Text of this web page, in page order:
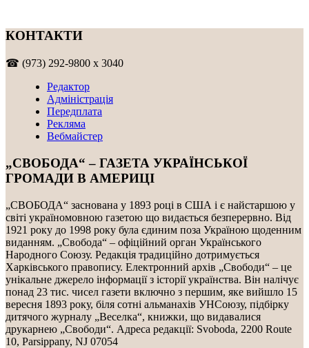
КОНТАКТИ
☎ (973) 292-9800 x 3040
Редактор
Адміністрація
Передплата
Рекляма
Вебмайстер
„СВОБОДА“ – ГАЗЕТА УКРАЇНСЬКОЇ
ГРОМАДИ В АМЕРИЦІ
„СВОБОДА“ заснована у 1893 році в США і є найстаршою у
світі україномовною газетою що видається безперервно. Від
1921 року до 1998 року була єдиним поза Україною щоденним
виданням. „Свобода“ – офіційний орган Українського
Народного Союзу. Редакція традиційно дотримується
Харківського правопису. Електронний архів „Свободи“ – це
унікальне джерело інформації з історії українства. Він налічує
понад 23 тис. чисел газети включно з першим, яке вийшло 15
вересня 1893 року, біля сотні альманахів УНСоюзу, підбірку
дитячого журналу „Веселка“, книжки, що видавалися
друкарнею „Свободи“. Адреса редакції: Svoboda, 2200 Route
10, Parsippany, NJ 07054